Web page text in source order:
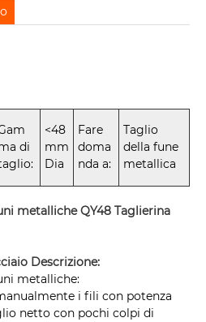
di
<48
mm
Dia
Fare
doma
nda a:
Taglio
della fune
metallica
metalliche QY48 Taglierina
Descrizione:
metalliche:
i fili con potenza
netto con pochi colpi di